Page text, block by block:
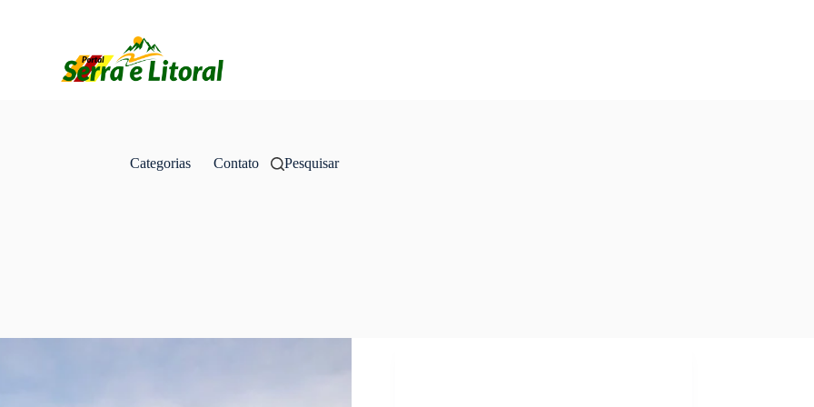
Categorias Contato Pesquisar